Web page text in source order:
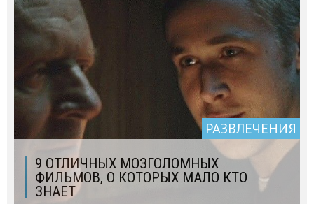
РАЗВЛЕЧЕНИЯ
9 ОТЛИЧНЫХ МОЗГОЛОМНЫХ
ФИЛЬМОВ, О КОТОРЫХ МАЛО КТО
ЗНАЕТ